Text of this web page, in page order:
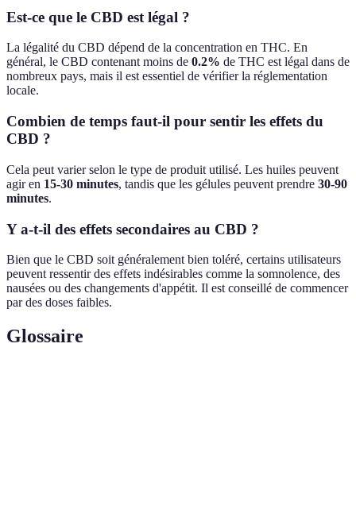
Est-ce que le CBD est légal ?
La légalité du CBD dépend de la concentration en THC. En
général, le CBD contenant moins de 0.2% de THC est légal dans de
nombreux pays, mais il est essentiel de vérifier la réglementation
locale.
Combien de temps faut-il pour sentir les effets du
CBD ?
Cela peut varier selon le type de produit utilisé. Les huiles peuvent
agir en 15-30 minutes, tandis que les gélules peuvent prendre 30-90
minutes.
Y a-t-il des effets secondaires au CBD ?
Bien que le CBD soit généralement bien toléré, certains utilisateurs
peuvent ressentir des effets indésirables comme la somnolence, des
nausées ou des changements d'appétit. Il est conseillé de commencer
par des doses faibles.
Glossaire